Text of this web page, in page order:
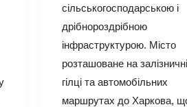
сільськогосподарською і
дрібнороздрібною
інфраструктурою. Місто
розташоване на
гілці та автомобільних
маршрутах до Харкова,